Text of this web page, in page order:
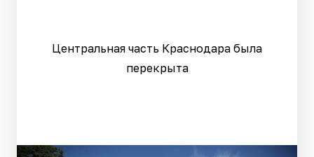
Центральная часть Краснодара была
перекрыта